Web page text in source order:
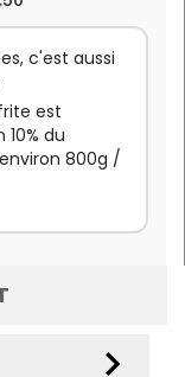
c'est aussi
est
du
800g /
keyboard_arrow_down